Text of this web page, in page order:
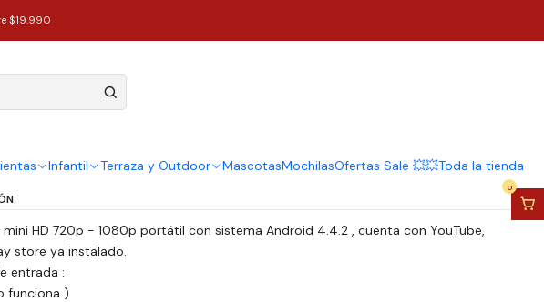
Infantil Terraza y Outdoor MascotasMochilasOfertas Sale 💥💥Toda la tienda
0
$19.990
Proyector Portátil Alta
Full Hd 720p
Agregar al Carro Comprar ahora
HD 720p - 1080p portátil con sistema Android 4.4.2 , cuenta con YouTube,
store ya instalado.
entrada :
funciona )